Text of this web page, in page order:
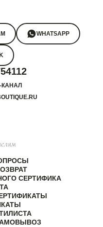
WHATSAPP
КАНАЛ
СЕРТИФИКА